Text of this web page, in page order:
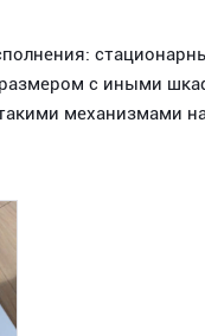
с иными
механизмами